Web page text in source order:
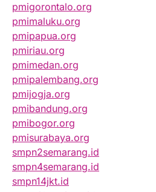
pmigorontalo.org
pmimaluku.org
pmipapua.org
pmiriau.org
pmimedan.org
pmipalembang.org
pmijogja.org
pmibandung.org
pmibogor.org
pmisurabaya.org
smpn2semarang.id
smpn4semarang.id
smpn14jkt.id